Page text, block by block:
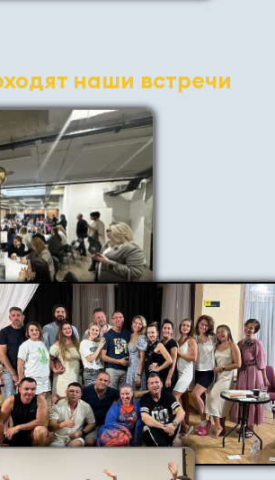
наши встречи